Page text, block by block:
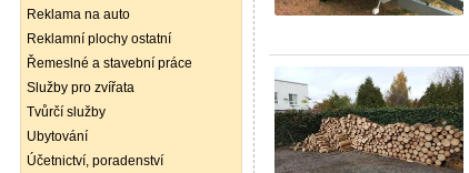
Reklama na auto
Reklamní plochy ostatní
Řemeslné a stavební práce
Služby pro zvířata
Tvůrčí služby
Ubytování
Účetnictví, poradenství